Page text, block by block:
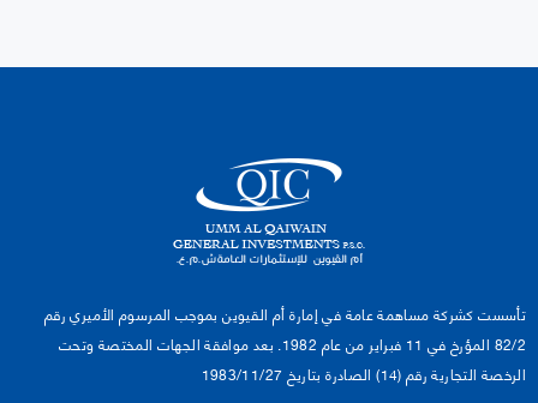
تأسست كشركة مساهمة عامة في إمارة أم القيوين بموجب المرسوم الأميري رقم
82/2 المؤرخ في 11 فبراير من عام 1982. بعد موافقة الجهات المختصة وتحت
الرخصة التجارية رقم (14) الصادرة بتاريخ 1983/11/27